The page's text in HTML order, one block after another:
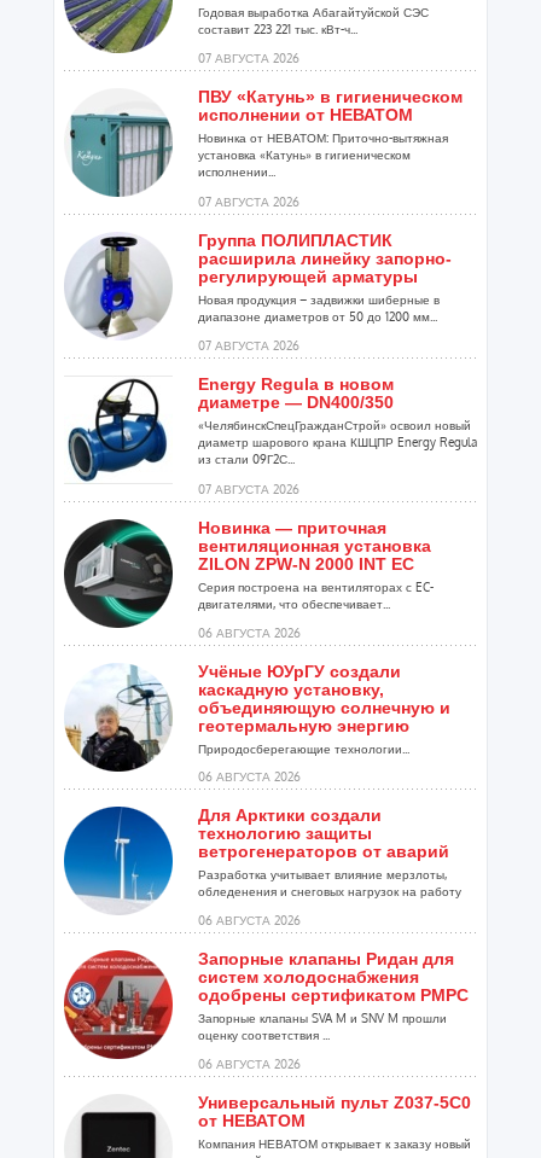
Годовая выработка Абагайтуйской СЭС
составит 223 221 тыс. кВт-ч...
07 АВГУСТА 2026
ПВУ «Катунь» в гигиеническом
исполнении от НЕВАТОМ
Новинка от НЕВАТОМ: Приточно-вытяжная
установка «Катунь» в гигиеническом
исполнении...
07 АВГУСТА 2026
Группа ПОЛИПЛАСТИК
расширила линейку запорно-
регулирующей арматуры
Новая продукция – задвижки шиберные в
диапазоне диаметров от 50 до 1200 мм...
07 АВГУСТА 2026
Energy Regula в новом
диаметре — DN400/350
«ЧелябинскСпецГражданСтрой» освоил новый
диаметр шарового крана КШЦПР Energy Regula
из стали 09Г2С...
07 АВГУСТА 2026
Новинка — приточная
вентиляционная установка
ZILON ZPW-N 2000 INT EC
Серия построена на вентиляторах с EC-
двигателями, что обеспечивает...
06 АВГУСТА 2026
Учёные ЮУрГУ создали
каскадную установку,
объединяющую солнечную и
геотермальную энергию
Природосберегающие технологии...
06 АВГУСТА 2026
Для Арктики создали
технологию защиты
ветрогенераторов от аварий
Разработка учитывает влияние мерзлоты,
обледенения и снеговых нагрузок на работу
06 АВГУСТА 2026
Запорные клапаны Ридан для
систем холодоснабжения
одобрены сертификатом РМРС
Запорные клапаны SVA M и SNV M прошли
оценку соответствия ...
06 АВГУСТА 2026
Универсальный пульт Z037-5C0
от НЕВАТОМ
Компания НЕВАТОМ открывает к заказу новый